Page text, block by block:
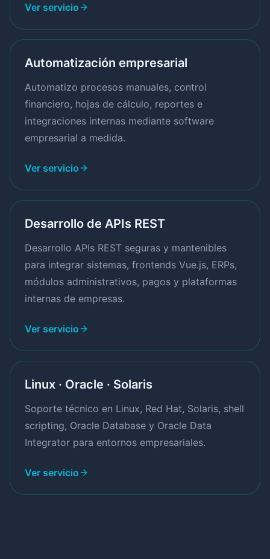
Ver servicio
Automatización empresarial
Automatizo procesos manuales, control
financiero, hojas de cálculo, reportes e
integraciones internas mediante software
empresarial a medida.
Ver servicio
Desarrollo de APIs REST
Desarrollo APIs REST seguras y mantenibles
para integrar sistemas, frontends Vue.js, ERPs,
módulos administrativos, pagos y plataformas
internas de empresas.
Ver servicio
Linux · Oracle · Solaris
Soporte técnico en Linux, Red Hat, Solaris, shell
scripting, Oracle Database y Oracle Data
Integrator para entornos empresariales.
Ver servicio